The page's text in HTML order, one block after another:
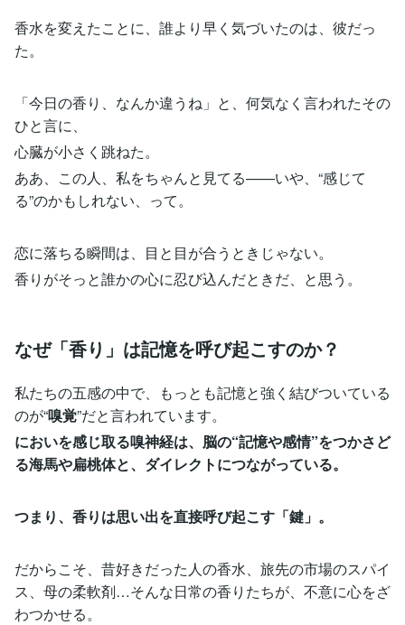
香水を変えたことに、誰より早く気づいたのは、彼だっ
た。
「今日の香り、なんか違うね」と、何気なく言われたその
ひと言に、
心臓が小さく跳ねた。
ああ、この人、私をちゃんと見てる——いや、“感じて
る”のかもしれない、って。
恋に落ちる瞬間は、目と目が合うときじゃない。
香りがそっと誰かの心に忍び込んだときだ、と思う。
なぜ「香り」は記憶を呼び起こすのか？
私たちの五感の中で、もっとも記憶と強く結びついている
のが“嗅覚”だと言われています。
においを感じ取る嗅神経は、脳の“記憶や感情”をつかさど
る海馬や扁桃体と、ダイレクトにつながっている。
つまり、香りは思い出を直接呼び起こす「鍵」。
だからこそ、昔好きだった人の香水、旅先の市場のスパイ
ス、母の柔軟剤…そんな日常の香りたちが、不意に心をざ
わつかせる。